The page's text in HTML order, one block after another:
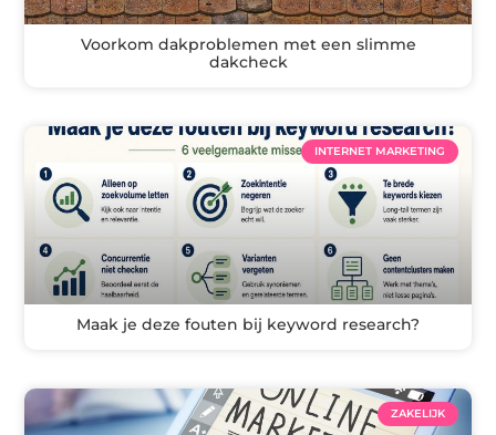
Voorkom dakproblemen met een slimme
dakcheck
INTERNET MARKETING
Maak je deze fouten bij keyword research?
ZAKELIJK